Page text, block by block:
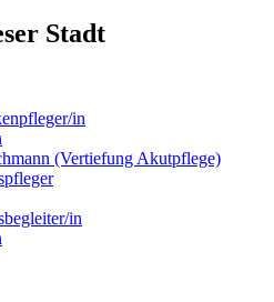
Stadt
in
(Vertiefung Akutpflege)
in